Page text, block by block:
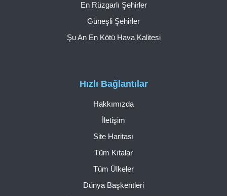
Hızlı Bağlantılar
Hakkımızda
İletişim
Site Haritası
Tüm Kıtalar
Tüm Ülkeler
Dünya Başkentleri
En Rüzgarlı Şehirler
Güneşli Şehirler
Şu An En Kötü Hava Kalitesi